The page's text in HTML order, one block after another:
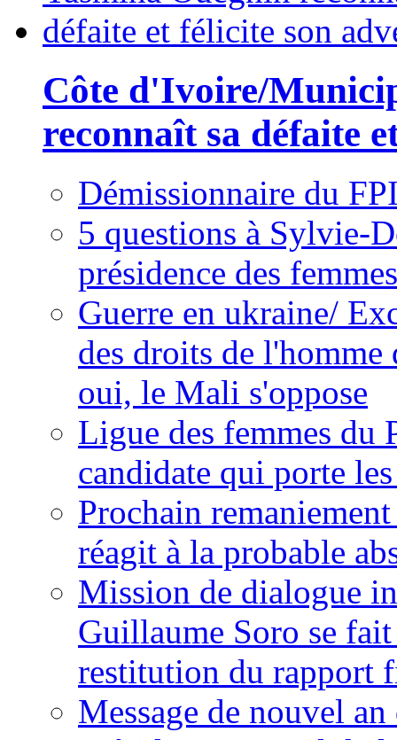
Côte d'Ivoire/
reconnaît sa défaite
Démissionnaire du
5 questions à Sylvie-
présidence des
Guerre en ukraine/
des droits de
oui, le Mali s'oppose
Ligue des femmes du
candidate qui porte
Prochain
réagit à la probable
Mission de dialogue
Guillaume Soro se
restitution du rapport
Message de nouvel